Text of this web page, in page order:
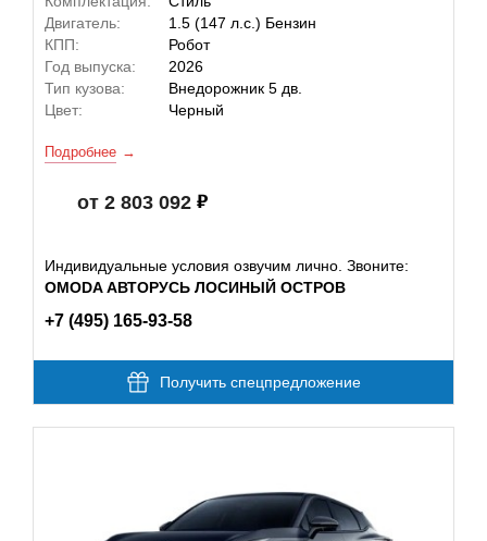
Двигатель:
1.5 (147 л.с.) Бензин
КПП:
Робот
Год выпуска:
2026
Тип кузова:
Внедорожник 5 дв.
Цвет:
Черный
Подробнее
от 2 803 092
Индивидуальные условия озвучим лично. Звоните:
OMODA АВТОРУСЬ ЛОСИНЫЙ ОСТРОВ
+7 (495) 165-93-58
Получить спецпредложение